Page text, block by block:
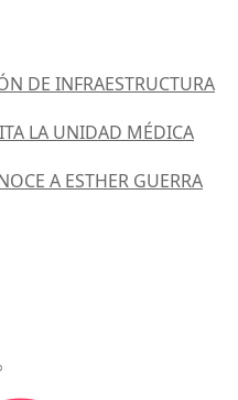
DE INFRAESTRUCTURA
LA UNIDAD MÉDICA
A ESTHER GUERRA